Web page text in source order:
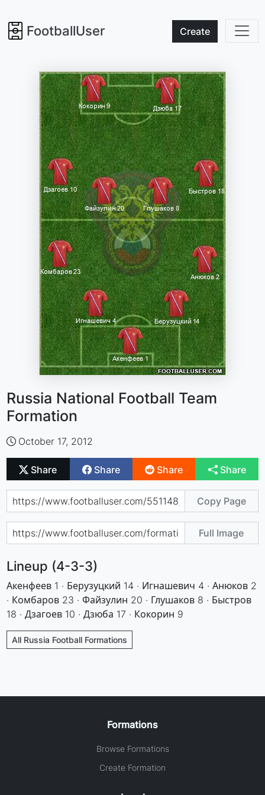
FootballUser Create
Russia National Football Team
Formation
October 17, 2012
Share Share Share Share
Copy Page
Full Image
Lineup (4-3-3)
Акенфеев 1 · Берузуцкий 14 · Игнашевич 4 · Анюков 2
· Комбаров 23 · Файзулин 20 · Глушаков 8 · Быстров
18 · Дзагоев 10 · Дзюба 17 · Кокорин 9
All Russia Football Formations
Formations
Browse Formations
Create Formation